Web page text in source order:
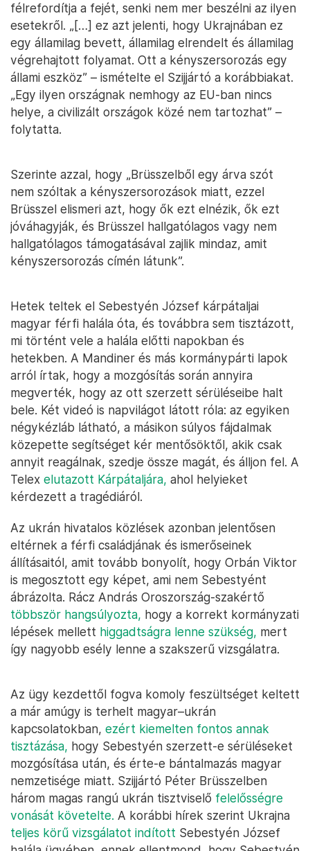
félrefordítja a fejét, senki nem mer beszélni az ilyen
esetekről. „[…] ez azt jelenti, hogy Ukrajnában ez
egy államilag bevett, államilag elrendelt és államilag
végrehajtott folyamat. Ott a kényszersorozás egy
állami eszköz” – ismételte el Szijjártó a korábbiakat.
„Egy ilyen országnak nemhogy az EU-ban nincs
helye, a civilizált országok közé nem tartozhat” –
folytatta.
Szerinte azzal, hogy „Brüsszelből egy árva szót
nem szóltak a kényszersorozások miatt, ezzel
Brüsszel elismeri azt, hogy ők ezt elnézik, ők ezt
jóváhagyják, és Brüsszel hallgatólagos vagy nem
hallgatólagos támogatásával zajlik mindaz, amit
kényszersorozás címén látunk”.
Hetek teltek el Sebestyén József kárpátaljai
magyar férfi halála óta, és továbbra sem tisztázott,
mi történt vele a halála előtti napokban és
hetekben. A Mandiner és más kormánypárti lapok
arról írtak, hogy a mozgósítás során annyira
megverték, hogy az ott szerzett sérüléseibe halt
bele. Két videó is napvilágot látott róla: az egyiken
négykézláb látható, a másikon súlyos fájdalmak
közepette segítséget kér mentősöktől, akik csak
annyit reagálnak, szedje össze magát, és álljon fel. A
Telex elutazott Kárpátaljára, ahol helyieket
kérdezett a tragédiáról.
Az ukrán hivatalos közlések azonban jelentősen
eltérnek a férfi családjának és ismerőseinek
állításaitól, amit tovább bonyolít, hogy Orbán Viktor
is megosztott egy képet, ami nem Sebestyént
ábrázolta. Rácz András Oroszország-szakértő
többször hangsúlyozta, hogy a korrekt kormányzati
lépések mellett higgadtságra lenne szükség, mert
így nagyobb esély lenne a szakszerű vizsgálatra.
Az ügy kezdettől fogva komoly feszültséget keltett
a már amúgy is terhelt magyar–ukrán
kapcsolatokban, ezért kiemelten fontos annak
tisztázása, hogy Sebestyén szerzett-e sérüléseket
mozgósítása után, és érte-e bántalmazás magyar
nemzetisége miatt. Szijjártó Péter Brüsszelben
három magas rangú ukrán tisztviselő felelősségre
vonását követelte. A korábbi hírek szerint Ukrajna
teljes körű vizsgálatot indított Sebestyén József